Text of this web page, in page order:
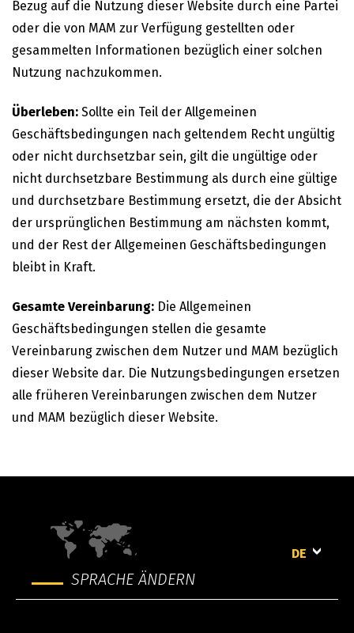
Bezug auf die Nutzung dieser Website durch eine Partei
oder die von MAM zur Verfügung gestellten oder
gesammelten Informationen bezüglich einer solchen
Nutzung nachzukommen.
Überleben: Sollte ein Teil der Allgemeinen
Geschäftsbedingungen nach geltendem Recht ungültig
oder nicht durchsetzbar sein, gilt die ungültige oder
nicht durchsetzbare Bestimmung als durch eine gültige
und durchsetzbare Bestimmung ersetzt, die der Absicht
der ursprünglichen Bestimmung am nächsten kommt,
und der Rest der Allgemeinen Geschäftsbedingungen
bleibt in Kraft.
Gesamte Vereinbarung: Die Allgemeinen
Geschäftsbedingungen stellen die gesamte
Vereinbarung zwischen dem Nutzer und MAM bezüglich
dieser Website dar. Die Nutzungsbedingungen ersetzen
alle früheren Vereinbarungen zwischen dem Nutzer
und MAM bezüglich dieser Website.
SPRACHE ÄNDERN
DE